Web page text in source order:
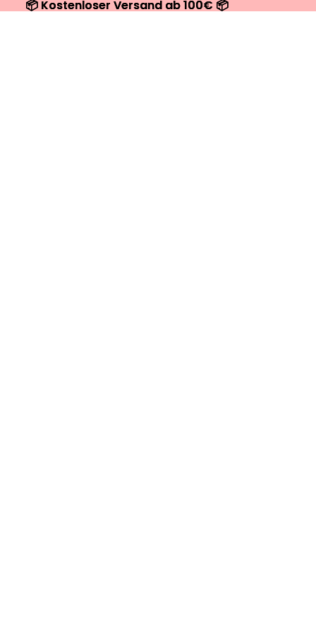
📦 Kostenloser Versand ab 100€ 📦
📦 Kostenloser Versand ab 100€ 📦